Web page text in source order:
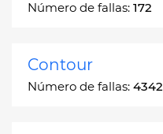
Número de fallas: 172
Contour
Número de fallas: 4342